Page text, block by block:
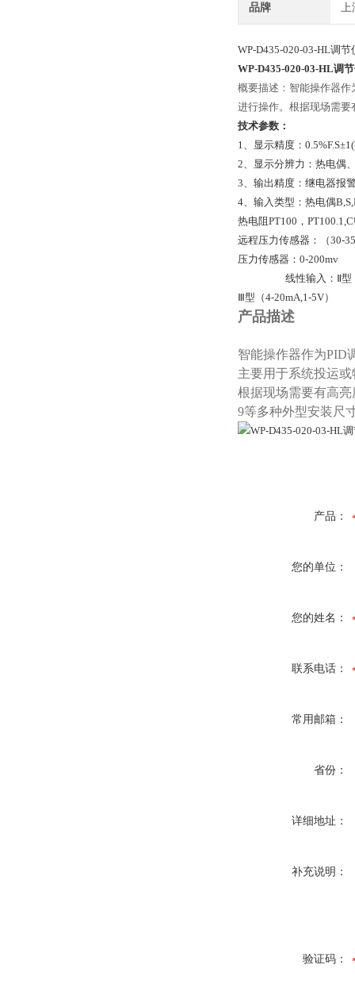
品牌 上
WP-D435-020-03-HL调节
WP-D435-020-03-HL调
概要描述：智能操作器作
进行操作。根据现场需
技术参数：
1、显示精度：
2、显示分辨力：热电偶
3、输出精度：继电器报
4、输入类型：热电偶
热电阻PT100，
远程压力传感器：（30-
压力传感器：0-200mv
线性输入：Ⅱ型（
Ⅲ型（4-20mA,1-5V）
产品描述
智能操作器作为PID
主要用于系统投运
根据现场需要有高
9等多种外型安装尺
产品：
您的单位：
您的姓名：
联系电话：
常用邮箱：
省份：
详细地址：
补充说明：
验证码：